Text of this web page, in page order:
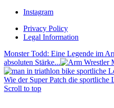
Instagram
Privacy Policy
Legal Information
Monster Todd: Eine Legende im
absoluten Stärke...
Wie der Super Patch die sportliche
Scroll to top